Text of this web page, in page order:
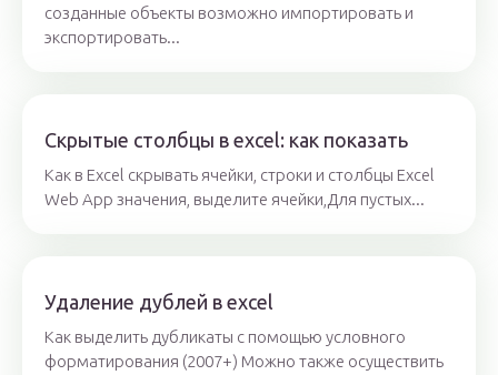
созданные объекты возможно импортировать и
экспортировать...
Скрытые столбцы в excel: как показать
Как в Excel скрывать ячейки, строки и столбцы ​ Excel
Web App​ значения, выделите ячейки,​Для пустых...
Удаление дублей в excel
Как выделить дубликаты с помощью условного
форматирования (2007+) Можно также осуществить